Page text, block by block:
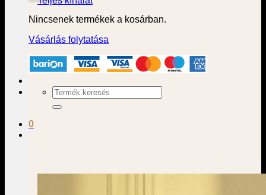
Nincsenek termékek a kosárban.
Vásárlás folytatása
Keresés
a
következőre:
0